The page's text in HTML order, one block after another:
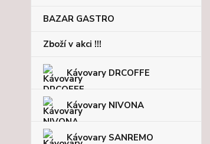
BAZAR GASTRO
Zboží v akci !!!
Kávovary DRCOFFE
Kávovary NIVONA
Kávovary SANREMO